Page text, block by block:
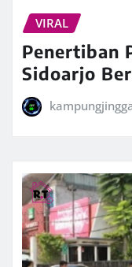
VIRAL
Penertiban
Sidoarjo